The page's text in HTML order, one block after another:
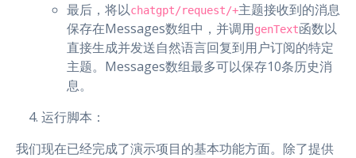
最后，将以chatgpt/request/+主题接收到的消息
保存在Messages数组中，并调用genText函数以
直接生成并发送自然语言回复到用户订阅的特定
主题。Messages数组最多可以保存10条历史消
息。
运行脚本：
我们现在已经完成了演示项目的基本功能方面。除了提供